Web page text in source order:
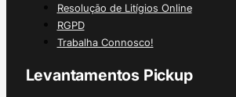
Resolução de Litígios Online
RGPD
Trabalha Connosco!
Levantamentos Pickup